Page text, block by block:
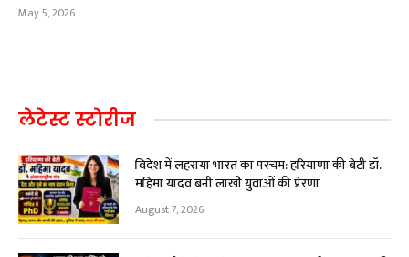
May 5, 2026
लेटेस्ट स्टोरीज
विदेश में लहराया भारत का परचम: हरियाणा की बेटी डॉ.
महिमा यादव बनीं लाखों युवाओं की प्रेरणा
August 7, 2026